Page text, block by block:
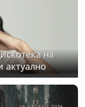
на
актуално